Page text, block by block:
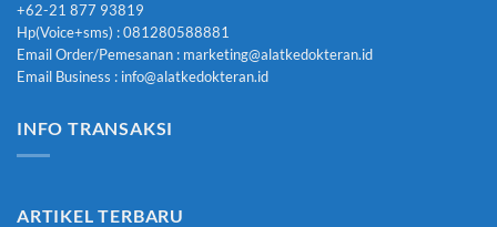
+62-21 877 93819
Hp(Voice+sms) : 081280588881
Email Order/Pemesanan : marketing@alatkedokteran.id
Email Business : info@alatkedokteran.id
INFO TRANSAKSI
ARTIKEL TERBARU